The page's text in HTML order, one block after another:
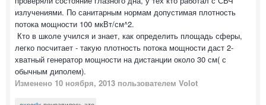
излучениями. По санитарным нормам допустимая плотность
потока мощности 100 мкВт/см^2.
Кто в школе учился и знает, как определить площадь сферы,
легко посчитает - такую плотность потока мощности даст 2-
хватный генератор мощности на дистанции около 30 см( с
обычным диполем).
Изменено 10 ноября, 2013 пользователем Volot